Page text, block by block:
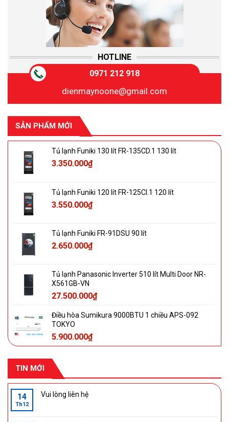
HOTLINE
0971 212 918
dienmaynoone@gmail.com
SẢN PHẨM MỚI
Tủ lạnh Funiki 130 lít FR-135CD.1 130 lít
3.350.000₫
Tủ lạnh Funiki 120 lít FR-125CI.1 120 lít
3.550.000₫
Tủ lạnh Funiki FR-91DSU 90 lít
2.650.000₫
Tủ lạnh Panasonic Inverter 510 lít Multi Door NR-
X561GB-VN
27.500.000₫
Điều hòa Sumikura 9000BTU 1 chiều APS-092
TOKYO
5.900.000₫
TIN MỚI
14
Th12
Vui lòng liên hệ